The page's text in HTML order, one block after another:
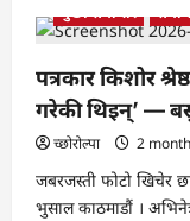
संयुक्त
सैनिक
वीरगति
प्राप्त
परिवार
मुख्य समाचार
पत्रकार किशोर
गरेकी थिइन्’ —
च्छोरोल्पा 2
जबरजस्ती फोटो खिचेर
भुसाल काठमाडौं ।